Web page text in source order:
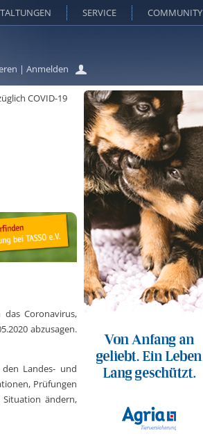
| Anmelden
SERVICE COMMUNITY
COVID-19
Coronavirus,
abzusagen.
Landes- und
Prüfungen
Situation ändern,